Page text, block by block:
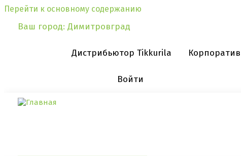
Перейти к основному содержанию
Ваш город: Димитровград
Дистрибьютор Tikkurila
Войти